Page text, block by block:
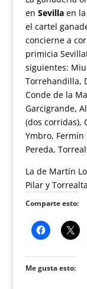
en Sevillaen la
el cartel
concierne a
primicia
siguientes:
Torrehandilla,
Conde de la
Garcigrande,
(dos corridas),
Ymbro, Fermín
Pereda,
La de Martín
Pilar y
Comparte esto:
Me gusta esto: